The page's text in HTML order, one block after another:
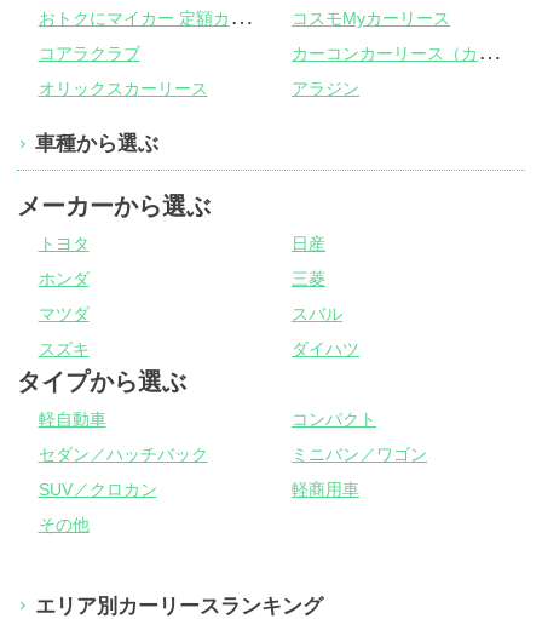
お
トクにマイカー 定額カルモくん
コスモMyカーリース
コアラクラブ
カ
ーコンカーリース（カーコンビニ倶楽部）
オリックスカーリース アラジン
車種から選ぶ
メーカーから選ぶ
トヨタ
日産
ホンダ
三菱
マツダ
スバル
スズキ
ダイハツ
タイプから選ぶ
軽自動車
コンパクト
セダン／ハッチバック
ミニバン／ワゴン
SUV／クロカン
軽商用車
その他
エリア別カーリースランキング